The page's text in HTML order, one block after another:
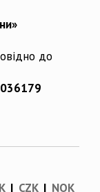
до
| CZK| NOK